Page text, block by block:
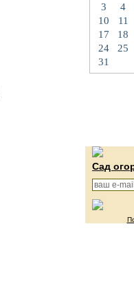
3
4
10
11
17
18
24
25
31
Сад